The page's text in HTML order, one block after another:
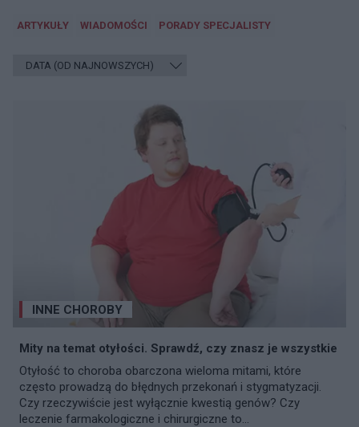
ARTYKUŁY WIADOMOŚCI PORADY SPECJALISTY
INNE CHOROBY
Mity na temat otyłości. Sprawdź, czy znasz je wszystkie
Otyłość to choroba obarczona wieloma mitami, które
często prowadzą do błędnych przekonań i stygmatyzacji.
Czy rzeczywiście jest wyłącznie kwestią genów? Czy
leczenie farmakologiczne i chirurgiczne to...